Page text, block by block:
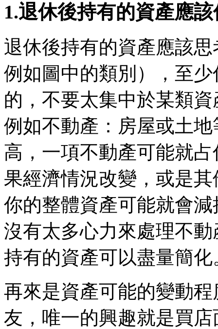
1.退休後持有的資產應
退休後持有的資產應該
例如圖中的類別），至
的，不要太集中於某類
例如不動產：房屋或土
高，一項不動產可能就
果經濟情況改變，或是
你的整體資產可能就會
沒有太多心力來處理不
持有的資產可以盡量簡化
再來是資產可能的變動
友，唯一的興趣就是買